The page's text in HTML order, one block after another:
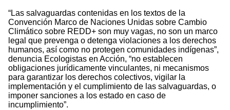
“Las salvaguardas contenidas en los textos de la
Convención Marco de Naciones Unidas sobre Cambio
Climático sobre REDD+ son muy vagas, no son un marco
legal que prevenga o detenga violaciones a los derechos
humanos, así como no protegen comunidades indígenas”,
denuncia Ecologistas en Acción, “no establecen
obligaciones jurídicamente vinculantes, ni mecanismos
para garantizar los derechos colectivos, vigilar la
implementación y el cumplimiento de las salvaguardas, o
imponer sanciones a los estado en caso de
incumplimiento”.